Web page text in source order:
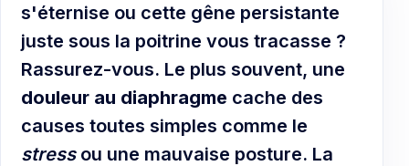
s'éternise ou cette gêne persistante
juste sous la poitrine vous tracasse ?
Rassurez-vous. Le plus souvent, une
douleur au diaphragme cache des
causes toutes simples comme le
stressou une mauvaise posture. La